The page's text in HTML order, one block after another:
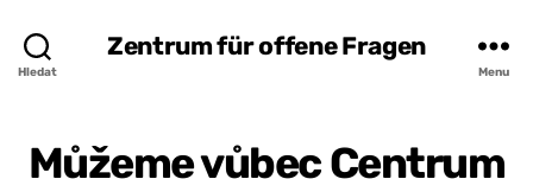
Hledat
Zentrum für offene Fragen
Menu
Můžeme vůbec Centrum